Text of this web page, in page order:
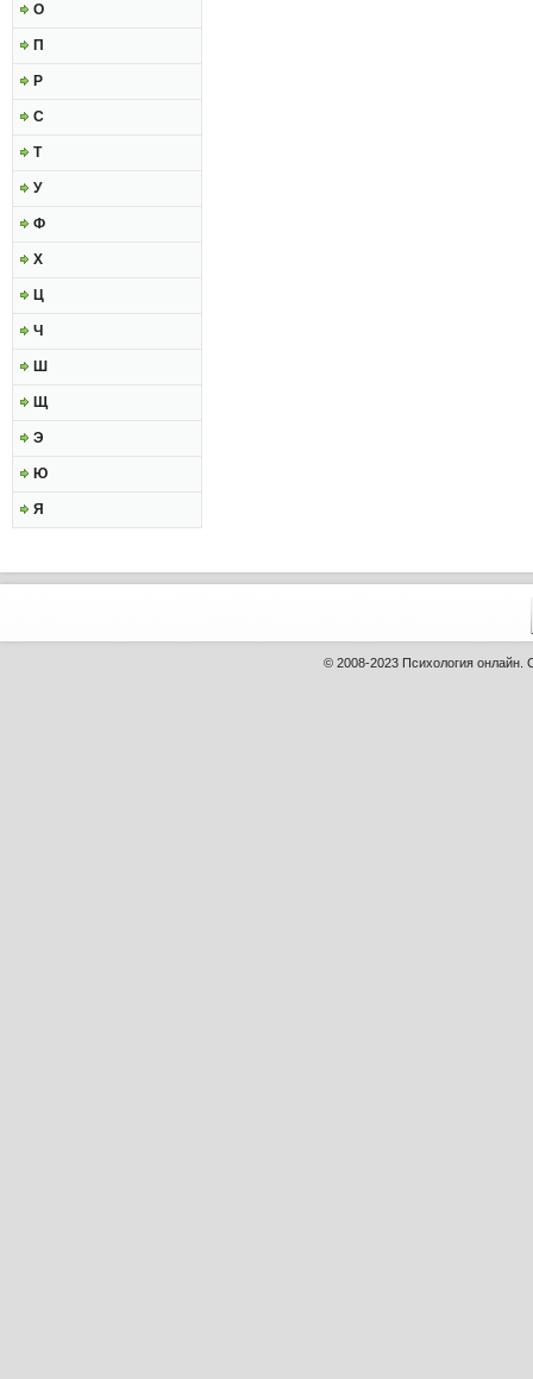
О
П
Р
С
Т
У
Ф
Х
Ц
Ч
Ш
Щ
Э
Ю
Я
© 2008-2023 Психология онлайн